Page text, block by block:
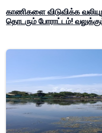
காணிகளை விடுவிக்க
தொடரும் போராட்டம்!